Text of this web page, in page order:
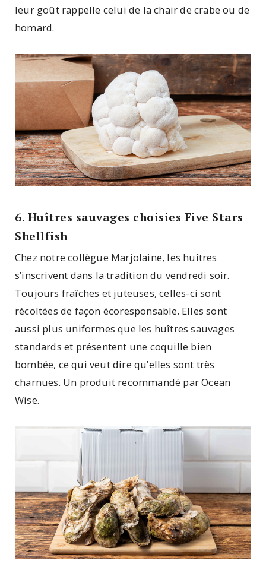
leur goût rappelle celui de la chair de crabe ou de
homard.
6. Huîtres sauvages choisies Five Stars
Shellfish
Chez notre collègue Marjolaine, les huîtres
s’inscrivent dans la tradition du vendredi soir.
Toujours fraîches et juteuses, celles-ci sont
récoltées de façon écoresponsable. Elles sont
aussi plus uniformes que les huîtres sauvages
standards et présentent une coquille bien
bombée, ce qui veut dire qu’elles sont très
charnues. Un produit recommandé par Ocean
Wise.